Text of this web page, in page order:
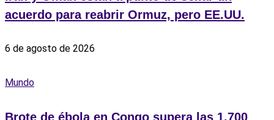
acuerdo para reabrir Ormuz, pero EE.UU.
6 de agosto de 2026
Mundo
Brote de ébola en Congo supera las 1.700